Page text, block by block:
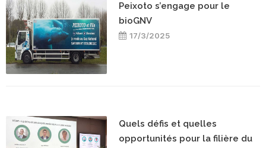
Peixoto s’engage pour le
bioGNV
17/3/2025
Quels défis et quelles
opportunités pour la filière du